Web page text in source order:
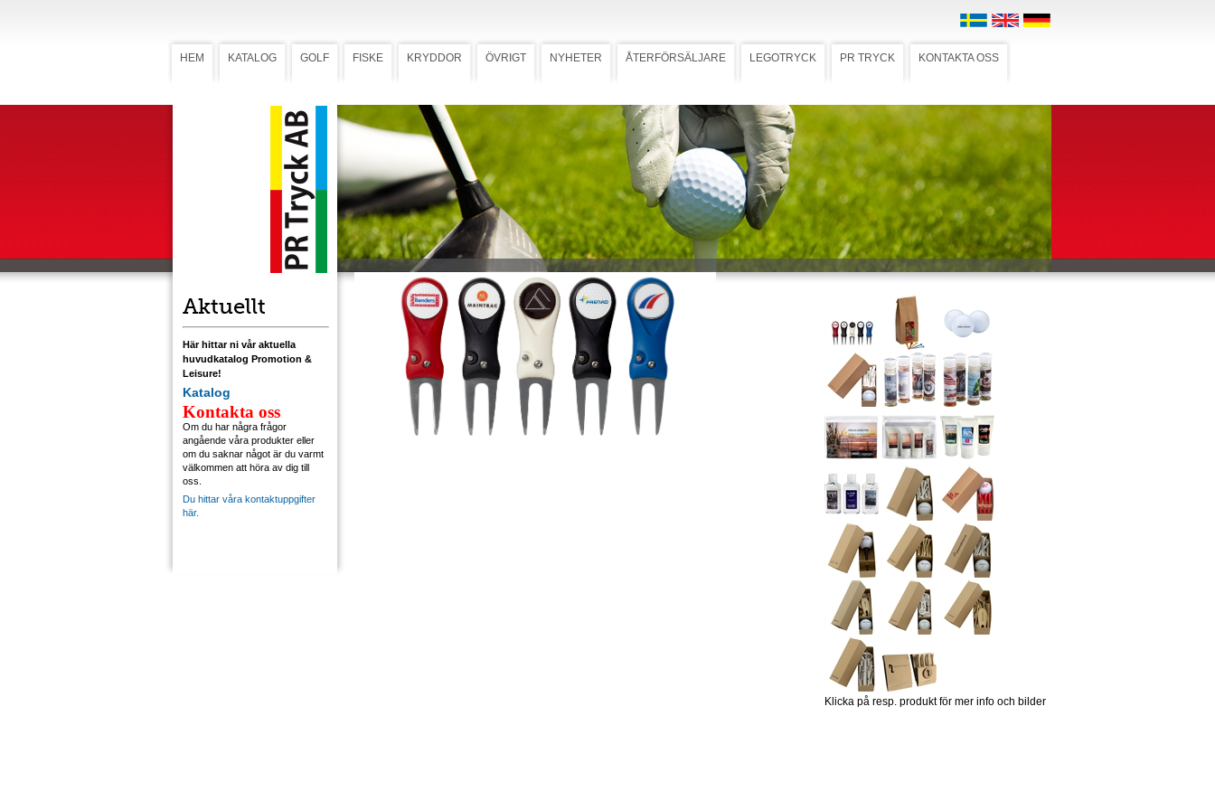
HEM KATALOG GOLF FISKE KRYDDOR ÖVRIGT NYHETER ÅTERFÖRSÄLJARE LEGOTRYCK PR TRYCK KONTAKTA OSS
Aktuellt
Här hittar ni vår aktuella
huvudkatalog Promotion &
Leisure!
Katalog
Kontakta oss
Om du har några frågor
angående våra produkter eller
om du saknar något är du varmt
välkommen att höra av dig till
oss.
Du hittar våra kontaktuppgifter
här.
Greenlagare PF 750
Greenlagare PF 750
Greenlagare med stilettfunktion. Förädlas
med flerfärgstryck på Ø 25 mm
markeringsknapp. Välj variant; slät, dimple-
mönstrad eller gjuten.
Ladda ner mall med tryckstorlek
Klicka på resp. produkt för mer info och bilder
Ladda ner högupplöst bild